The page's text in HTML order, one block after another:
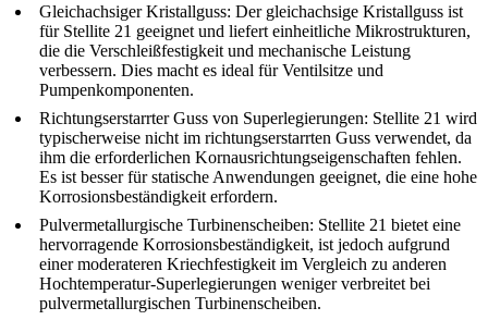
Gleichachsiger Kristallguss: Der gleichachsige Kristallguss ist
für Stellite 21 geeignet und liefert einheitliche Mikrostrukturen,
die die Verschleißfestigkeit und mechanische Leistung
verbessern. Dies macht es ideal für Ventilsitze und
Pumpenkomponenten.
Richtungserstarrter Guss von Superlegierungen: Stellite 21 wird
typischerweise nicht im richtungserstarrten Guss verwendet, da
ihm die erforderlichen Kornausrichtungseigenschaften fehlen.
Es ist besser für statische Anwendungen geeignet, die eine hohe
Korrosionsbeständigkeit erfordern.
Pulvermetallurgische Turbinenscheiben: Stellite 21 bietet eine
hervorragende Korrosionsbeständigkeit, ist jedoch aufgrund
einer moderateren Kriechfestigkeit im Vergleich zu anderen
Hochtemperatur-Superlegierungen weniger verbreitet bei
pulvermetallurgischen Turbinenscheiben.